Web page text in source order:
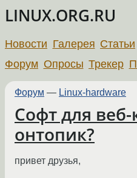
LINUX.ORG.RU
Новости Галерея Статьи
Форум Опросы Трекер
Форум — Linux-hardware
Софт для
онтопик?
привет друзья,